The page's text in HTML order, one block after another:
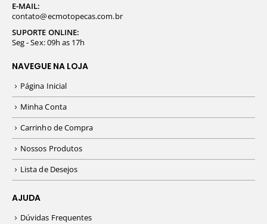
E-MAIL:
contato@ecmotopecas.com.br
SUPORTE ONLINE:
Seg - Sex: 09h as 17h
NAVEGUE NA LOJA
Página Inicial
Minha Conta
Carrinho de Compra
Nossos Produtos
Lista de Desejos
AJUDA
Dúvidas Frequentes